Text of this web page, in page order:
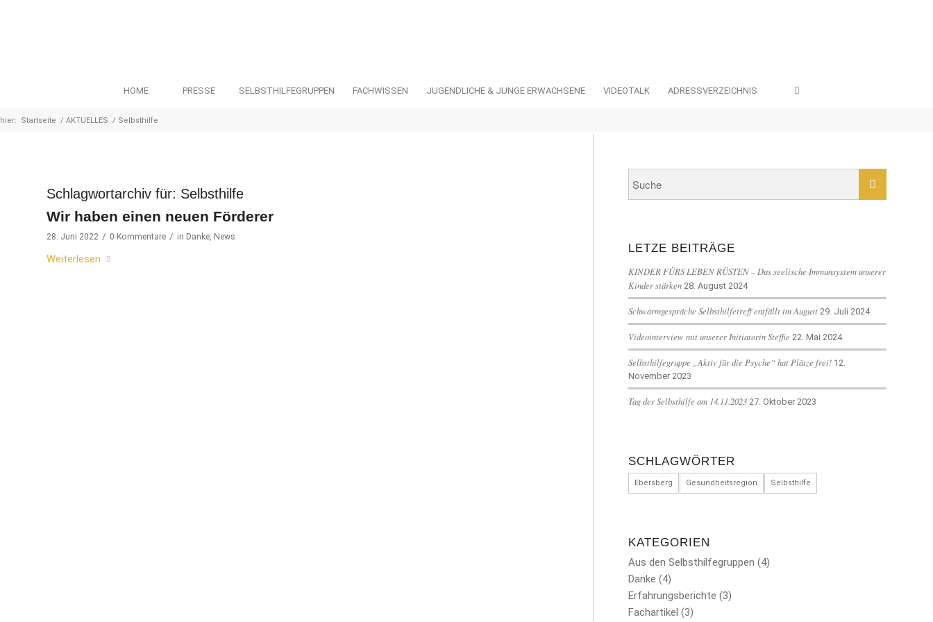
HOME PRESSE SELBSTHILFEGRUPPEN FACHWISSEN JUGENDLICHE & JUNGE ERWACHSENE VIDEOTALK ADRESSVERZEICHNIS
Startseite / AKTUELLES / Selbsthilfe
Schlagwortarchiv für: Selbsthilfe
Wir haben einen neuen Förderer
28. Juni 2022 / 0 Kommentare / in Danke, News
Weiterlesen
LETZE BEITRÄGE
KINDER FÜRS LEBEN RÜSTEN – Das seelische Immunsystem unserer
Kinder stärken 28. August 2024
Schwarmgespräche Selbsthilfetreff entfällt im August 29. Juli 2024
Videointerview mit unserer Initiatorin Steffie 22. Mai 2024
Selbsthilfegruppe „Aktiv für die Psyche“ hat Plätze frei! 12.
November 2023
Tag der Selbsthilfe am 14.11.2023 27. Oktober 2023
SCHLAGWÖRTER
Ebersberg Gesundheitsregion Selbsthilfe
KATEGORIEN
Aus den Selbsthilfegruppen (4)
Danke (4)
Erfahrungsberichte (3)
Fachartikel (3)